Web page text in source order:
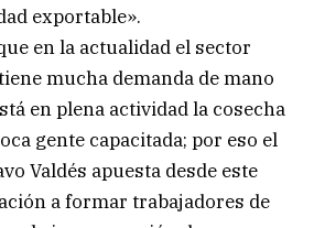
exportable».
en la actualidad el sector
mucha demanda de mano
en plena actividad la cosecha
gente capacitada; por eso el
Valdés apuesta desde este
a formar trabajadores de